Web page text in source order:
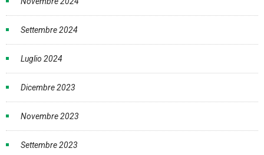
Settembre 2024
Luglio 2024
Dicembre 2023
Novembre 2023
Settembre 2023